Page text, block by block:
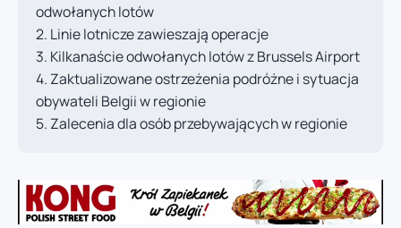
odwołanych lotów
Linie lotnicze zawieszają operacje
Kilkanaście odwołanych lotów z Brussels Airport
Zaktualizowane ostrzeżenia podróżne i sytuacja
obywateli Belgii w regionie
Zalecenia dla osób przebywających w regionie